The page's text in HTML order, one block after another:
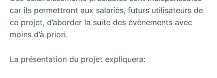
car ils permettront aux salariés, futurs utilisateurs de
ce projet, d’aborder la suite des événements avec
moins d’à priori.
La présentation du projet expliquera: